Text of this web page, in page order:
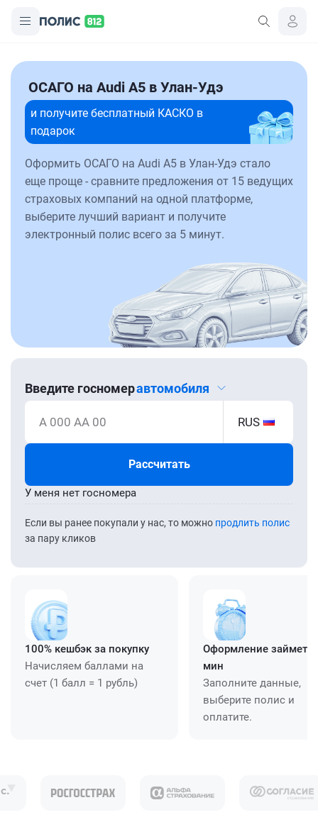
ОСАГО на Audi A5 в Улан-Удэ
и получите бесплатный КАСКО в
подарок
Оформить ОСАГО на Audi A5 в Улан-Удэ стало
еще проще - сравните предложения от 15 ведущих
страховых компаний на одной платформе,
выберите лучший вариант и получите
электронный полис всего за 5 минут.
Введите госномеравтомобиля
А 000 АА 00 RUS
Рассчитать
Если вы ранее покупали у нас, то можно продлить полис
за пару кликов
У меня нет госномера
100% кешбэк за покупку
Начисляем баллами на
счет (1 балл = 1 рубль)
Оформление займет
мин
Заполните данные,
выберите полис и
оплатите.